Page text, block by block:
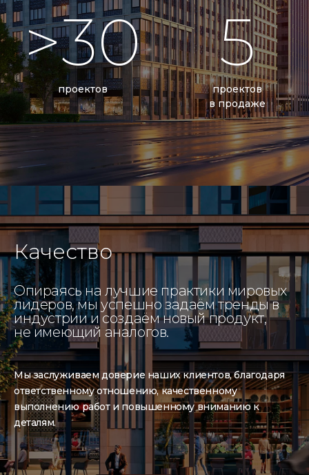
>30
проектов
5
проектов
в продаже
Качество
Опираясь на лучшие практики мировых
лидеров, мы успешно задаём тренды в
индустрии и создаём новый продукт,
не имеющий аналогов.
Мы заслуживаем доверие наших клиентов, благодаря
ответственному отношению, качественному
выполнению работ и повышенному вниманию к
деталям.